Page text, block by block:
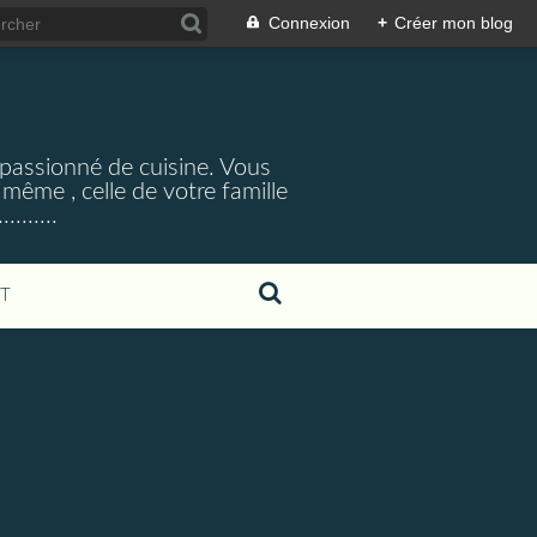
Connexion + Créer mon blog
de cuisine. Vous
, celle de votre famille